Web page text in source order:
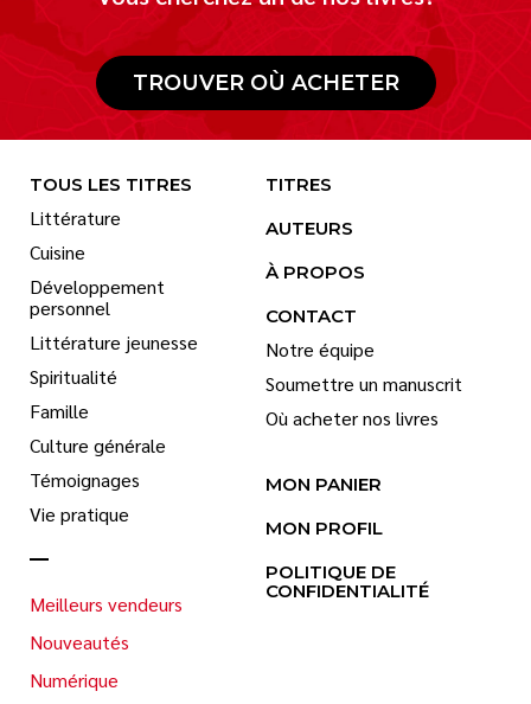
TROUVER OÙ ACHETER
TOUS LES TITRES
Littérature
Cuisine
Développement
personnel
Littérature jeunesse
Spiritualité
Famille
Culture générale
Témoignages
Vie pratique
Meilleurs vendeurs
Nouveautés
Numérique
TITRES
AUTEURS
À PROPOS
CONTACT
Notre équipe
Soumettre un manuscrit
Où acheter nos livres
MON PANIER
MON PROFIL
POLITIQUE DE
CONFIDENTIALITÉ